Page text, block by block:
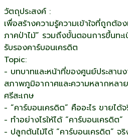
วัตถุประสงค์ :
เพื่อสร้างความรู้ความเข้าใจที่ถูกต้อ
ภาคป่าไม้” รวมถึงขั้นตอนการขึ้นทะ
รับรองคาร์บอนเครดิต
Topic:
- บทบาทและหน้าที่ของศูนย์ประสาน
สภาพภูมิอากาศและความหลากหล
ศรีสะเกษ
- “คาร์บอนเครดิต” คืออะไร ขายได้
- ทำอย่างไรให้ได้ “คาร์บอนเครดิต”
- ปลูกต้นไม้ได้ “คาร์บอนเครดิต” จริ